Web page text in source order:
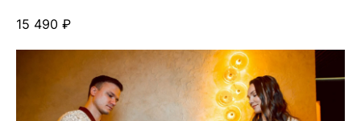
15 490 ₽
*Instagram 💧